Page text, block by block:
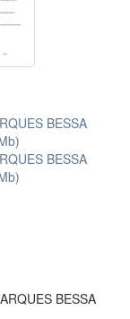
BESSA
BESSA
BESSA